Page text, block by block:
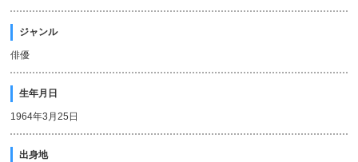
ジャンル
俳優
生年月日
1964年3月25日
出身地